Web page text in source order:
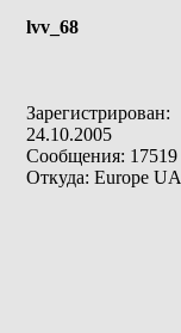
lvv_68
Зарегистрирован:
24.10.2005
Сообщения: 17519
Откуда: Europe UA